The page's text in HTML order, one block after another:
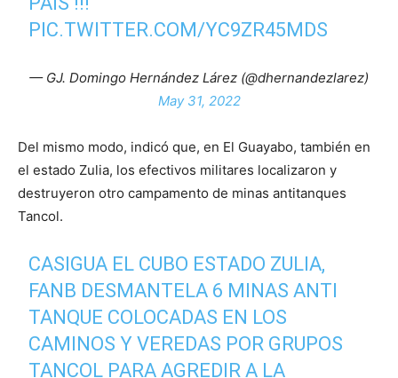
PIC.TWITTER.COM/YC9ZR45MDS
— GJ. Domingo Hernández Lárez (@dhernandezlarez)
May 31, 2022
Del mismo modo, indicó que, en El Guayabo, también en
el estado Zulia, los efectivos militares localizaron y
destruyeron otro campamento de minas antitanques
Tancol.
CASIGUA EL CUBO ESTADO ZULIA,
FANB DESMANTELA 6 MINAS ANTI
TANQUE COLOCADAS EN LOS
CAMINOS Y VEREDAS POR GRUPOS
TANCOL PARA AGREDIR A LA